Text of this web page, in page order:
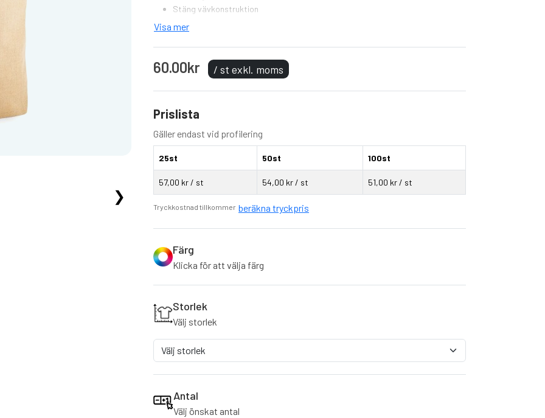
❯
Stäng vävkonstruktion
Visa mer
60.00kr / st exkl. moms
Prislista
Gäller endast vid profilering
25st 50st 100st
57,00 kr / st 54,00 kr / st 51,00 kr / st
Tryckkostnad tillkommer beräkna tryckpris
Färg
Klicka för att välja färg
Storlek
Välj storlek
Antal
Välj önskat antal